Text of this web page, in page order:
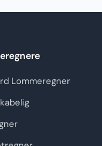
Lommeregner